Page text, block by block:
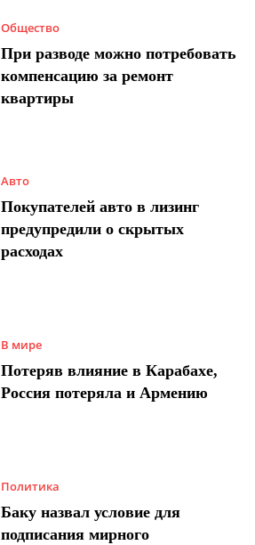
Общество
При разводе можно потребовать
компенсацию за ремонт
квартиры
Авто
Покупателей авто в лизинг
предупредили о скрытых
расходах
В мире
Потеряв влияние в Карабахе,
Россия потеряла и Армению
Политика
Баку назвал условие для
подписания мирного